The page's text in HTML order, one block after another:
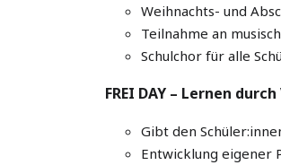
Weihnachts- und
Teilnahme an
Schulchor für alle
FREI DAY – Lernen
Gibt den
Entwicklung eigener